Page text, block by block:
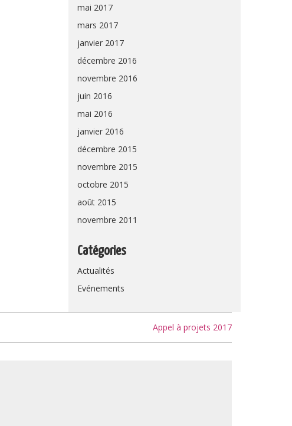
mai 2017
mars 2017
janvier 2017
décembre 2016
novembre 2016
juin 2016
mai 2016
janvier 2016
décembre 2015
novembre 2015
octobre 2015
août 2015
novembre 2011
Catégories
Actualités
Evénements
Appel à projets 2017